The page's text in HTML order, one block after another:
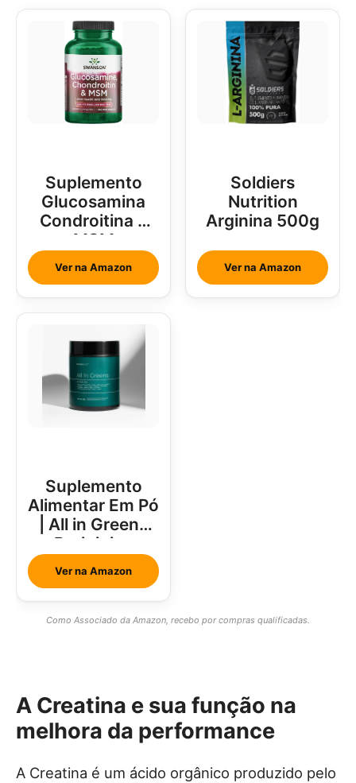
Suplemento
Glucosamina
Condroitina e
MSM
Ver na Amazon
Soldiers
Nutrition
Arginina 500g
Ver na Amazon
Suplemento
Alimentar Em Pó
| All in Greens
Brainjuice
Abacaxi Com
Hortelã
Ver na Amazon
Como Associado da Amazon, recebo por compras qualificadas.
A Creatina e sua função na
melhora da performance
A Creatina é um ácido orgânico produzido pelo